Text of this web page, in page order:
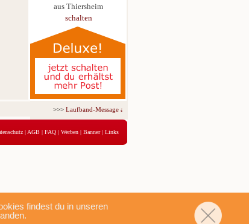
findest du in unseren
aus Thiersheim
schalten
>>>Laufband-Message ab nur 5,95 € für 3 Tage!
| AGB | FAQ | Werben | Banner| Links